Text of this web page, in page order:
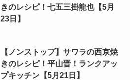
きのレシピ！七五三掛龍也【5月
23日】
【ノンストップ】サワラの西京焼
きのレシピ！平山晋！ランクアッ
プキッチン【5月21日】